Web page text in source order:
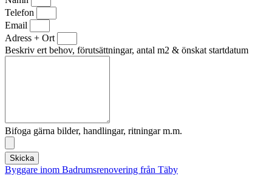
Telefon
Email
Adress + Ort
Beskriv ert behov, förutsättningar, antal m2 & önskat startdatum
Bifoga gärna bilder, handlingar, ritningar m.m.
Skicka
Byggare inom Badrumsrenovering från Täby